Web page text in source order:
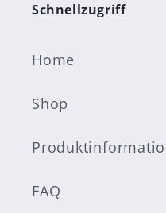
Schnellzugriff
Home
Shop
FAQ